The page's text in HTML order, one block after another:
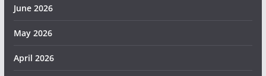
June 2026
May 2026
April 2026